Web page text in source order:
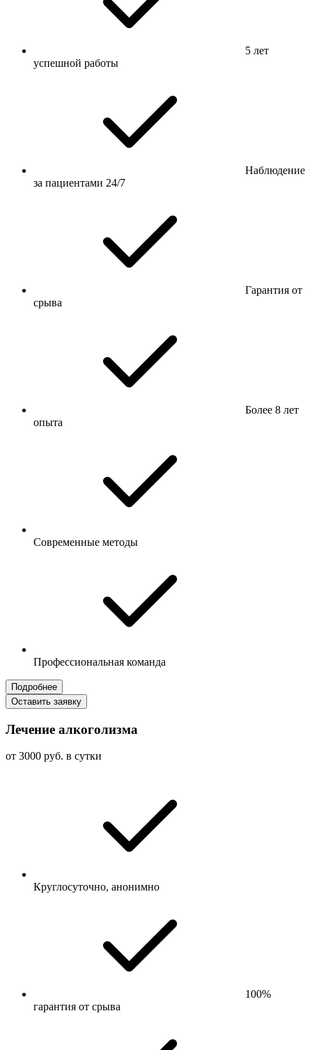
5 лет
успешной работы
Наблюдение
за пациентами 24/7
Гарантия от
срыва
Более 8 лет
опыта
Современные методы
Профессиональная команда
Подробнее
Оставить заявку
Лечение алкоголизма
от 3000 руб. в сутки
Круглосуточно, анонимно
100%
гарантия от срыва